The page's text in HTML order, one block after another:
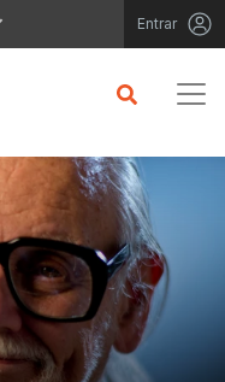
Entrar